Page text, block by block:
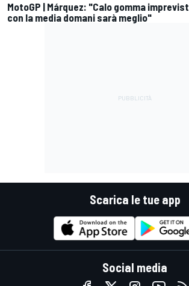
MotoGP | Márquez: "Calo gomma
con la media domani sarà meglio"
Scarica le tue app
Social media